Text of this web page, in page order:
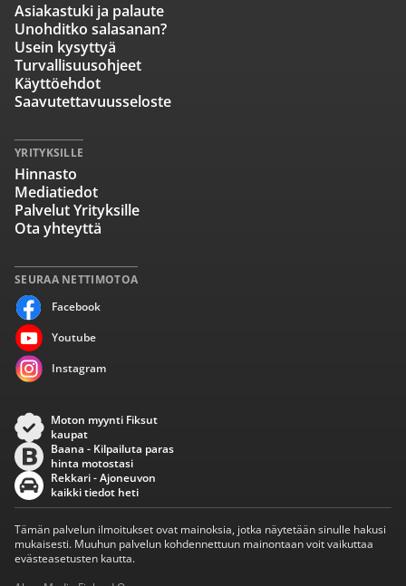
SEURAA NETTIMOTOA
Facebook
Youtube
Instagram
Asiakastuki ja palaute
Unohditko salasanan?
Usein kysyttyä
Turvallisuusohjeet
Käyttöehdot
Saavutettavuusseloste
YRITYKSILLE
Hinnasto
Mediatiedot
Palvelut Yrityksille
Ota yhteyttä
Moton myynti Fiksut
kaupat
Baana - Kilpailuta paras
hinta motostasi
Rekkari - Ajoneuvon
kaikki tiedot heti
Tämän palvelun ilmoitukset ovat mainoksia, jotka näytetään sinulle hakusi
mukaisesti. Muuhun palvelun kohdennettuun mainontaan voit vaikuttaa
evästeasetusten kautta.